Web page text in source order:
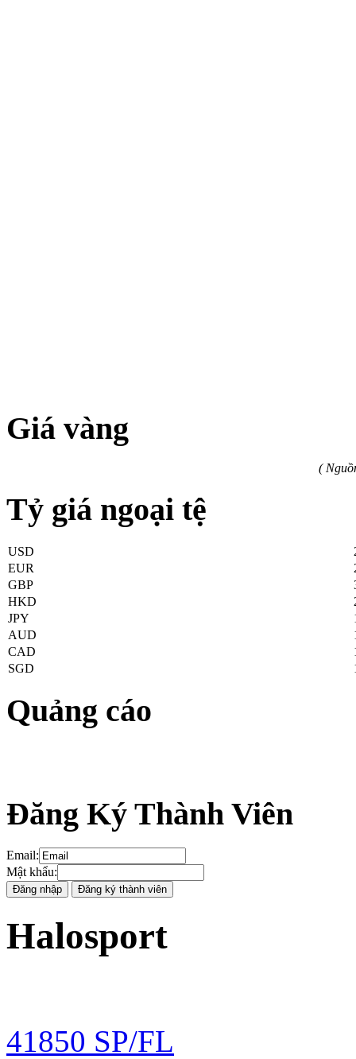
Giá vàng
(
Tỷ giá ngoại tệ
USD
EUR
GBP
HKD
JPY
AUD
CAD
SGD
Quảng cáo
Đăng Ký Thành Viên
Email:
Mật khẩu:
Halosport
41850 SP/FL